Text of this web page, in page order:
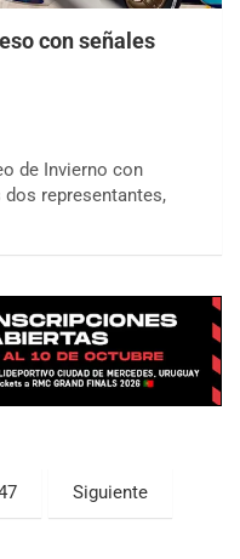
con señales
de Invierno con
representantes,
Siguiente